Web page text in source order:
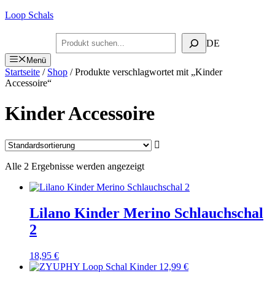
Zum
Loop Schals
Suchen DE
Menü
Startseite / Shop / Produkte verschlagwortet mit „Kinder
Accessoire“
Kinder Accessoire
Alle 2 Ergebnisse werden angezeigt
Lilano Kinder Merino Schlauchschal
2
18,95 €